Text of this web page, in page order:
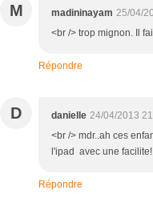
M madininayam 25/04/
<br /> trop mignon. Il
Répondre
D danielle 24/04/2013
<br /> mdr..ah ces
l'ipad avec une
Répondre